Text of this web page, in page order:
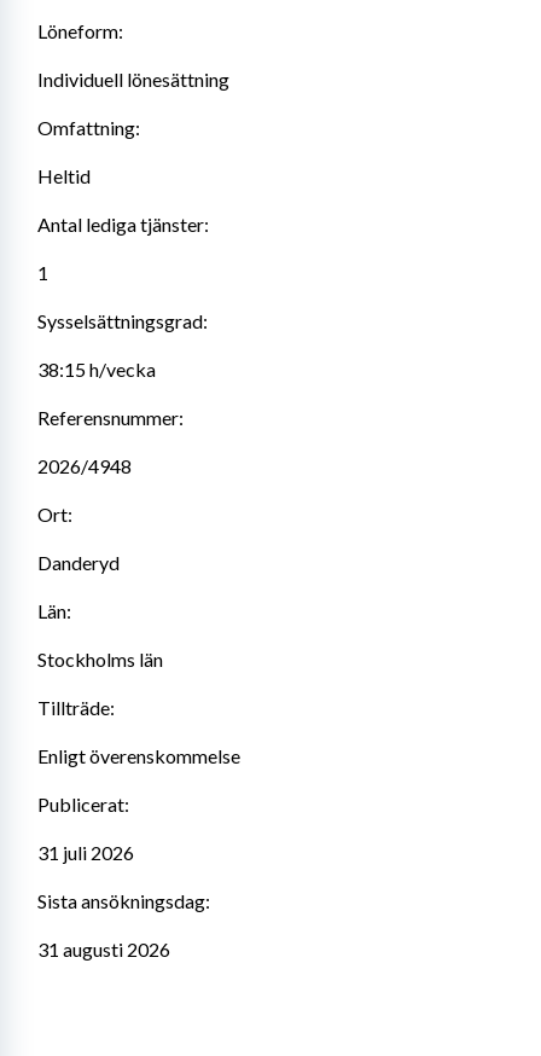
Löneform:
Individuell lönesättning
Omfattning:
Heltid
Antal lediga tjänster:
1
Sysselsättningsgrad:
38:15 h/vecka
Referensnummer:
2026/4948
Ort:
Danderyd
Län:
Stockholms län
Tillträde:
Enligt överenskommelse
Publicerat:
31 juli 2026
Sista ansökningsdag:
31 augusti 2026